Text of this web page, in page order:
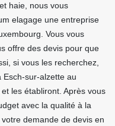
haie, nous vous
elagage une entreprise
Vous vous
offre des devis pour que
si vous les recherchez,
Esch-sur-alzette au
les établiront. Après vous
avec la qualité à la
demande de devis en